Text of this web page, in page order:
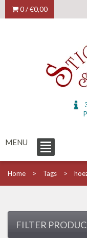
0 /€0,00
MENU
Home Tags
FILTER